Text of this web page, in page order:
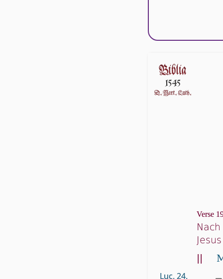
Verse
Luc. 24.